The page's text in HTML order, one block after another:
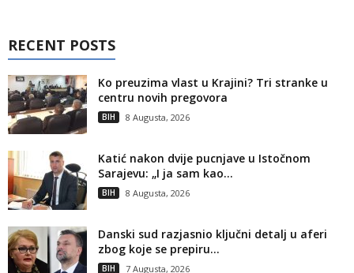
RECENT POSTS
Ko preuzima vlast u Krajini? Tri stranke u
centru novih pregovora
BIH 8 Augusta, 2026
Katić nakon dvije pucnjave u Istočnom
Sarajevu: „I ja sam kao...
BIH 8 Augusta, 2026
Danski sud razjasnio ključni detalj u aferi
zbog koje se prepiru...
BIH 7 Augusta, 2026